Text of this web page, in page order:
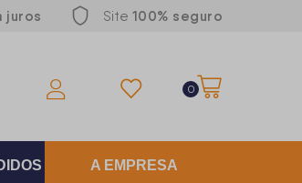
juros Site 100% seguro
0
A EMPRESA